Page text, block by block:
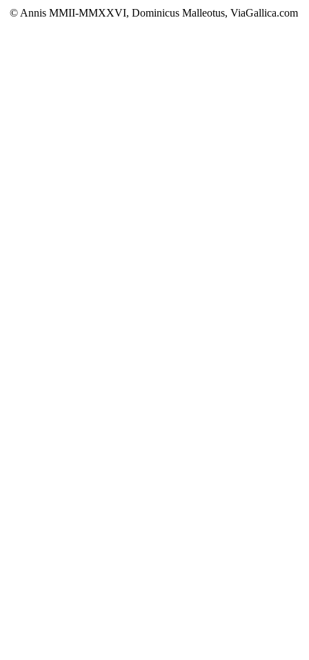
© Annis MMII-MMXXVI, Dominicus Malleotus, ViaGallica.com